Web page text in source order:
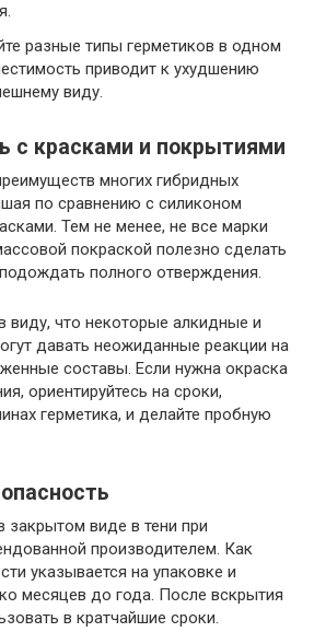
разные типы герметиков в одном
приводит к ухудшению
виду.
с красками и покрытиями
многих гибридных
по сравнению с силиконом
Тем не менее, не все марки
покраской полезно сделать
полного отверждения.
виду, что некоторые алкидные и
давать неожиданные реакции на
составы. Если нужна окраска
ориентируйтесь на сроки,
герметика, и делайте пробную
закрытом виде в тени при
производителем. Как
указывается на упаковке и
месяцев до года. После вскрытия
в кратчайшие сроки.